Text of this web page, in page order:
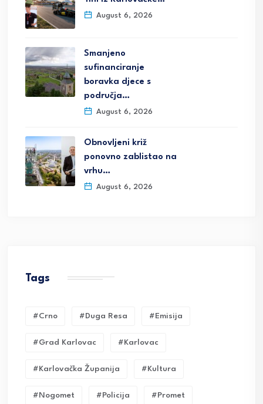
August 6, 2026
Smanjeno
sufinanciranje
boravka djece s
područja…
August 6, 2026
Obnovljeni križ
ponovno zablistao na
vrhu…
August 6, 2026
Tags
#crno #duga Resa #emisija
#grad Karlovac #karlovac
#karlovačka Županija #kultura
#nogomet #policija #promet